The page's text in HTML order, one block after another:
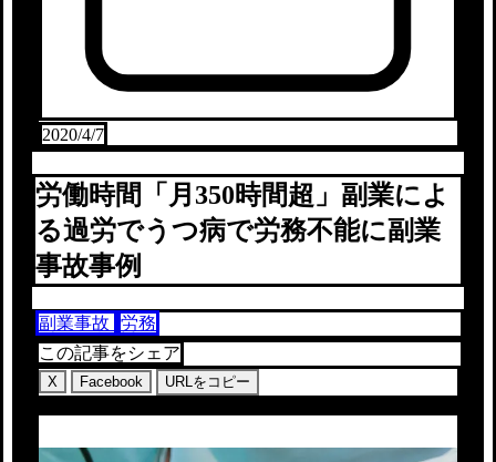
2020/4/7
労働時間「月350時間超」副業によ
る過労でうつ病で労務不能に副業
事故事例
副業事故
労務
この記事をシェア
X Facebook URLをコピー